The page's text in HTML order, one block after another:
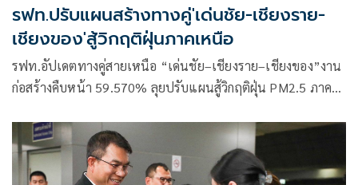
รฟท.ปรับแผนสร้างทางคู่'เด่นชัย-เชียงราย-
เชียงของ'สู้วิกฤติฝุ่นภาคเหนือ
รฟท.อัปเดตทางคู่สายเหนือ “เด่นชัย–เชียงราย–เชียงของ”งาน
ก่อสร้างคืบหน้า 59.570% ลุยปรับแผนสู้วิกฤติฝุ่น PM2.5 ภาค
ดันเปิดให้บริการตามเป้าปี 2571